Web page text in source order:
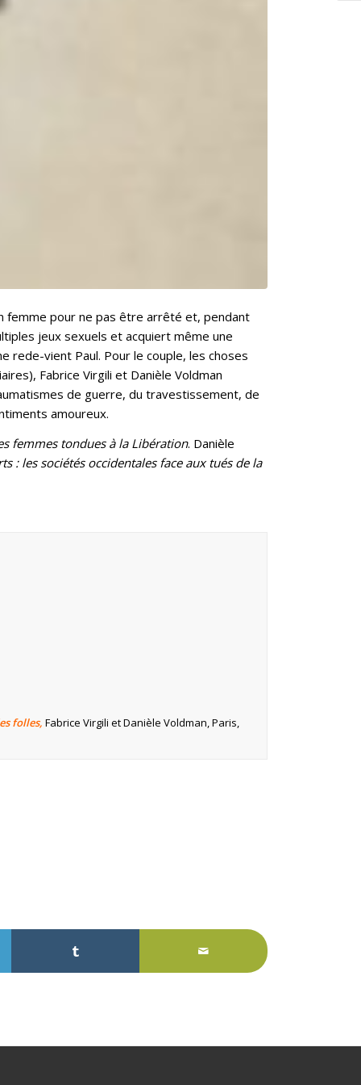
femme pour ne pas être arrêté et, pendant
jeux sexuels et acquiert même une
rede-vient Paul. Pour le couple, les choses
Fabrice Virgili et Danièle Voldman
de guerre, du travestissement, de
amoureux.
femmes tondues à la Libération. Danièle
: les sociétés occidentales face aux tués de la
folles, Fabrice Virgili et Danièle Voldman, Paris,